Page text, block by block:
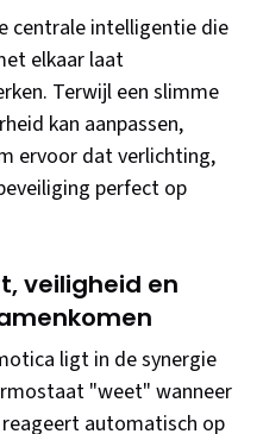
centrale intelligentie die
elkaar laat
Terwijl een slimme
kan aanpassen,
ervoor dat verlichting,
perfect op
veiligheid en
ligt in de synergie
"weet" wanneer
automatisch op